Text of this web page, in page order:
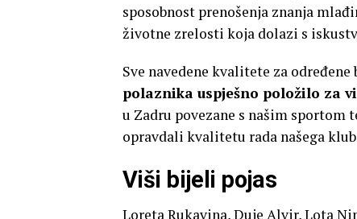
sposobnost prenošenja znanja
životne zrelosti koja dolazi s
Sve navedene kvalitete za
polaznika uspješno položilo za
u Zadru povezane s našim sportom
opravdali kvalitetu rada našega
Viši bijeli pojas
Loreta Rukavina, Duje Alvir, Lota